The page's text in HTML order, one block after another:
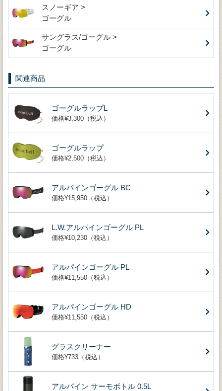
スノーギア >
ゴーグル
サングラス/ゴーグル >
ゴーグル
関連商品
ゴーグルラップL
価格¥3,300（税込）
ゴーグルラップ
価格¥2,500（税込）
アルパインゴーグル BC
価格¥15,950（税込）
L.W.アルパインゴーグル PL
価格¥10,230（税込）
アルパインゴーグル PL
価格¥11,550（税込）
アルパインゴーグル HD
価格¥11,550（税込）
グラスクリーナー
価格¥733（税込）
アルパイン サーモボトル 0.5L